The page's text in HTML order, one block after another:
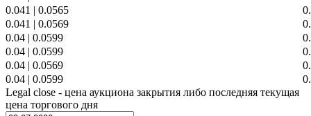
0.041 | 0.0565
0.041 | 0.0569
0.04 | 0.0599
0.04 | 0.0599
0.04 | 0.0569
0.04 | 0.0599
Legal close - цена аукциона закрытия либо последняя текущая
цена торгового дня